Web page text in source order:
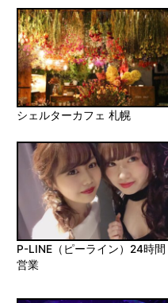
シェルターカフェ 札幌
P-LINE（ピーライン）24時間
営業